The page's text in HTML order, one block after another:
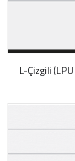
L-Çizgili